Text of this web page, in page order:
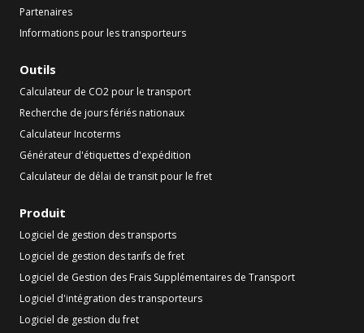
Partenaires
Informations pour les transporteurs
Outils
Calculateur de CO2 pour le transport
Recherche de jours fériés nationaux
Calculateur Incoterms
Générateur d'étiquettes d'expédition
Calculateur de délai de transit pour le fret
Produit
Logiciel de gestion des transports
Logiciel de gestion des tarifs de fret
Logiciel de Gestion des Frais Supplémentaires de Transport
Logiciel d'intégration des transporteurs
Logiciel de gestion du fret